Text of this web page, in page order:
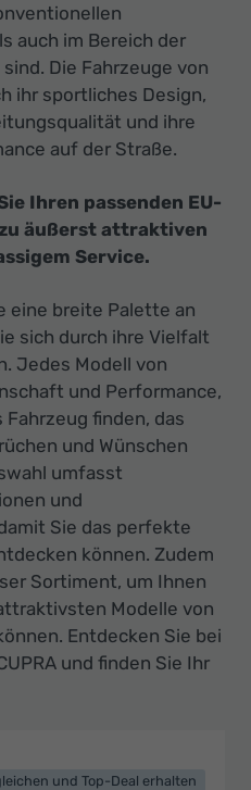
auch im Bereich der
Die Fahrzeuge von
ihr sportliches Design,
und ihre
auf der Straße.
Ihren passenden EU-
zu äußerst attraktiven
Service.
eine breite Palette an
sich durch ihre Vielfalt
Jedes Modell von
und Performance,
finden, das
und Wünschen
umfasst
und
Sie das perfekte
können. Zudem
Sortiment, um Ihnen
Modelle von
Entdecken Sie bei
und finden Sie Ihr
und Top-Deal erhalten